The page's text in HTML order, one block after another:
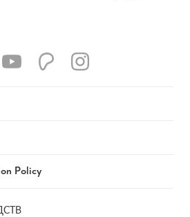
Policy